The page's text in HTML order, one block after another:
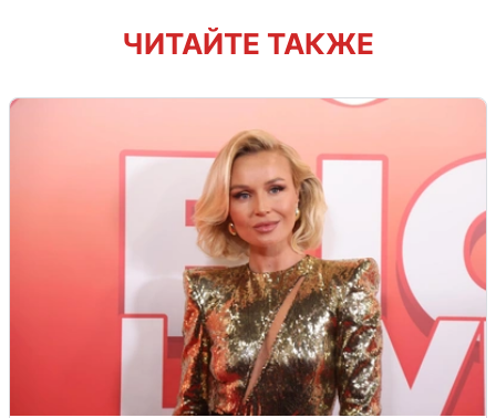
ЧИТАЙТЕ ТАКЖЕ